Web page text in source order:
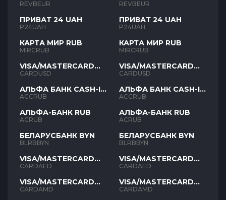
REVBEUR
ПРИВАТ 24 UAH
P24UAH
КАРТА МИР RUB
MIRCRUB
VISA/MASTERCARD
USD
CARDUSD
АЛЬФА БАНК CASH-IN
RUB
ACCRUB
АЛЬФА-БАНК RUB
ACRUB
БЕЛАРУСБАНК BYN
BLRBBYN
VISA/MASTERCARD
AED
CARDAED
VISA/MASTERCARD
AMD
CARDAMD
REVBEUR
ПРИВАТ 24 UAH
P24UAH
КАРТА МИР RUB
MIRCRUB
VISA/MASTERCARD
USD
CARDUSD
АЛЬФА БАНК CASH-IN
RUB
ACCRUB
АЛЬФА-БАНК RUB
ACRUB
БЕЛАРУСБАНК BYN
BLRBBYN
VISA/MASTERCARD
AED
CARDAED
VISA/MASTERCARD
AMD
CARDAMD